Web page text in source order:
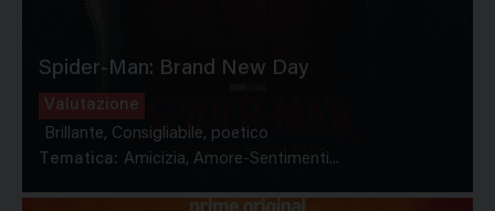
Spider-Man: Brand New Day
Valutazione
Brillante, Consigliabile, poetico
Tematica: Amicizia, Amore-Sentimenti...